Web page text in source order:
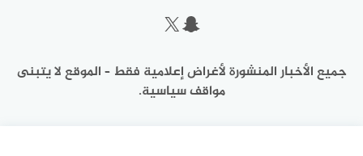
سناب شات
إكس
جميع الأخبار المنشورة لأغراض إعلامية فقط – الموقع لا يتبنى
مواقف سياسية.